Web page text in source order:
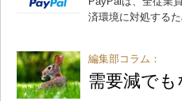
済環境に対処するた
編集部コラム：
需要減で